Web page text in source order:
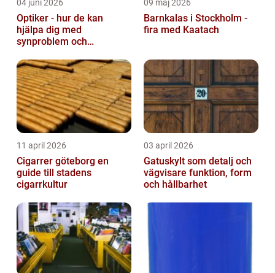
04 juni 2026
Optiker - hur de kan
hjälpa dig med
synproblem och
09 maj 2026
Barnkalas i Stockholm -
fira med Kaatach
11 april 2026
Cigarrer göteborg en
guide till stadens
cigarrkultur
03 april 2026
Gatuskylt som detalj och
vägvisare funktion, form
och hållbarhet